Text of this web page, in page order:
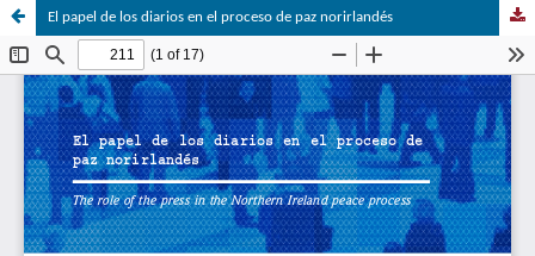
El papel de los diarios en el proceso de paz norirlandés